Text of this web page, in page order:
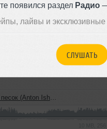
появился раздел Радио—
лайвы и
СЛУШАТЬ
Ishutin Remix)